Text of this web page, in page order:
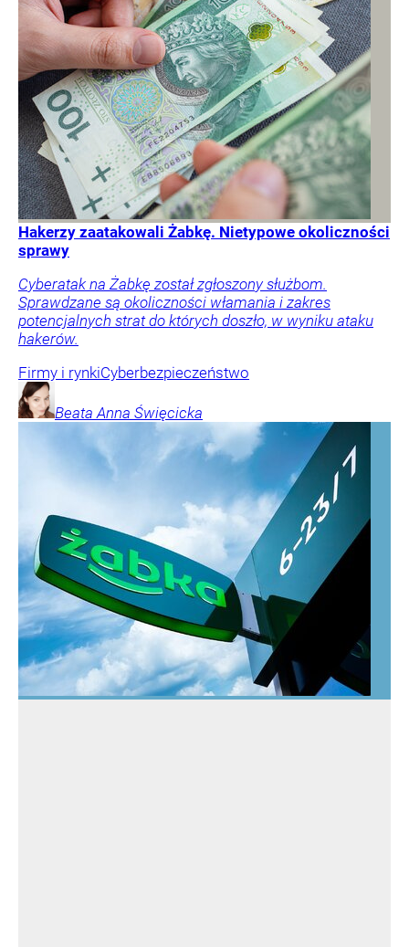
Hakerzy zaatakowali Żabkę. Nietypowe okoliczności
sprawy
Cyberatak na Żabkę został zgłoszony służbom.
Sprawdzane są okoliczności włamania i zakres
potencjalnych strat do których doszło, w wyniku ataku
hakerów.
Firmy i rynkiCyberbezpieczeństwo
Beata Anna Święcicka